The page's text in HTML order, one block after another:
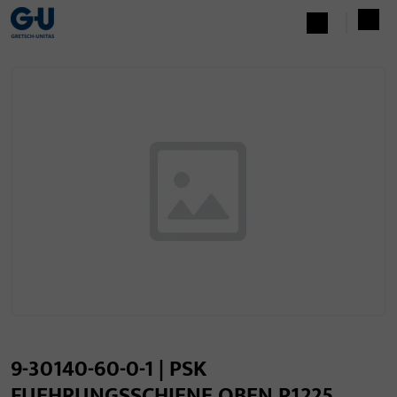
9-30140-60-0-1 | PSK